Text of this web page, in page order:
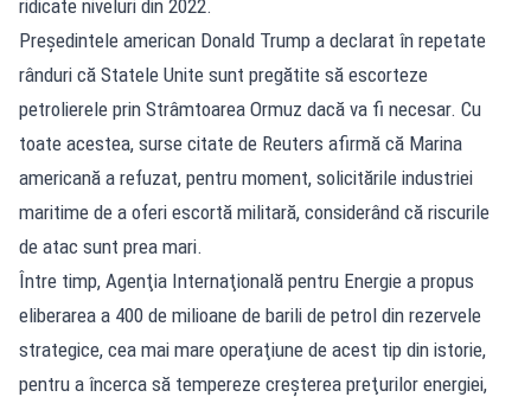
ridicate niveluri din 2022.
Preşedintele american Donald Trump a declarat în repetate
rânduri că Statele Unite sunt pregătite să escorteze
petrolierele prin Strâmtoarea Ormuz dacă va fi necesar. Cu
toate acestea, surse citate de Reuters afirmă că Marina
americană a refuzat, pentru moment, solicitările industriei
maritime de a oferi escortă militară, considerând că riscurile
de atac sunt prea mari.
Între timp, Agenţia Internaţională pentru Energie a propus
eliberarea a 400 de milioane de barili de petrol din rezervele
strategice, cea mai mare operaţiune de acest tip din istorie,
pentru a încerca să tempereze creşterea preţurilor energiei,